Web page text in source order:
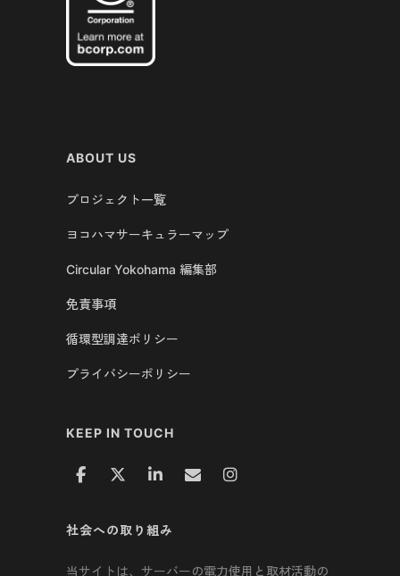
ABOUT US
プロジェクト一覧
ヨコハマサーキュラーマップ
Circular Yokohama 編集部
免責事項
循環型調達ポリシー
プライバシーポリシー
KEEP IN TOUCH
社会への取り組み
当サイトは、サーバーの電力使用と取材活動の